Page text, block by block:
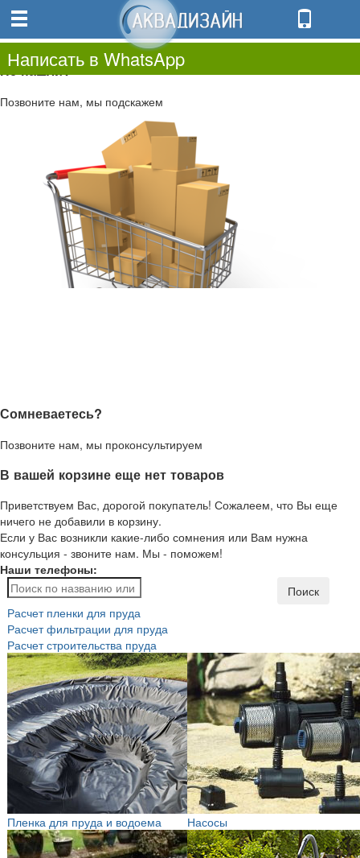
0.00
0
Не нашли?
Позвоните нам, мы подскажем
Сомневаетесь?
Позвоните нам, мы проконсультируем
В вашей корзине еще нет товаров
Приветствуем Вас, дорогой покупатель! Сожалеем, что Вы еще
ничего не добавили в корзину.
Если у Вас возникли какие-либо сомнения или Вам нужна
консульция - звоните нам. Мы - поможем!
Наши телефоны:
Написать в WhatsApp
Поиск
Расчет пленки для пруда
Расчет фильтрации для пруда
Расчет строительства пруда
Пленка для пруда и водоема Насосы